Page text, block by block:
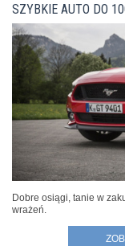
SZYBKIE AUTO DO
Dobre osiągi, tanie w
wrażeń.